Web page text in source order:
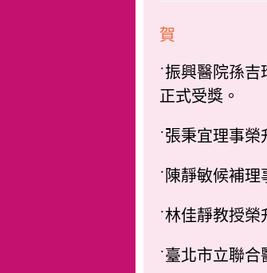
賀
˙振興醫院孫
正式受獎。
˙張秉宜理事
˙陳靜敏候補
˙林佳靜教授
˙臺北市立聯